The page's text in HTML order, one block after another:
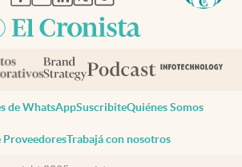
de WhatsAppSuscribiteQuiénes Somos
ProveedoresTrabajá con nosotros